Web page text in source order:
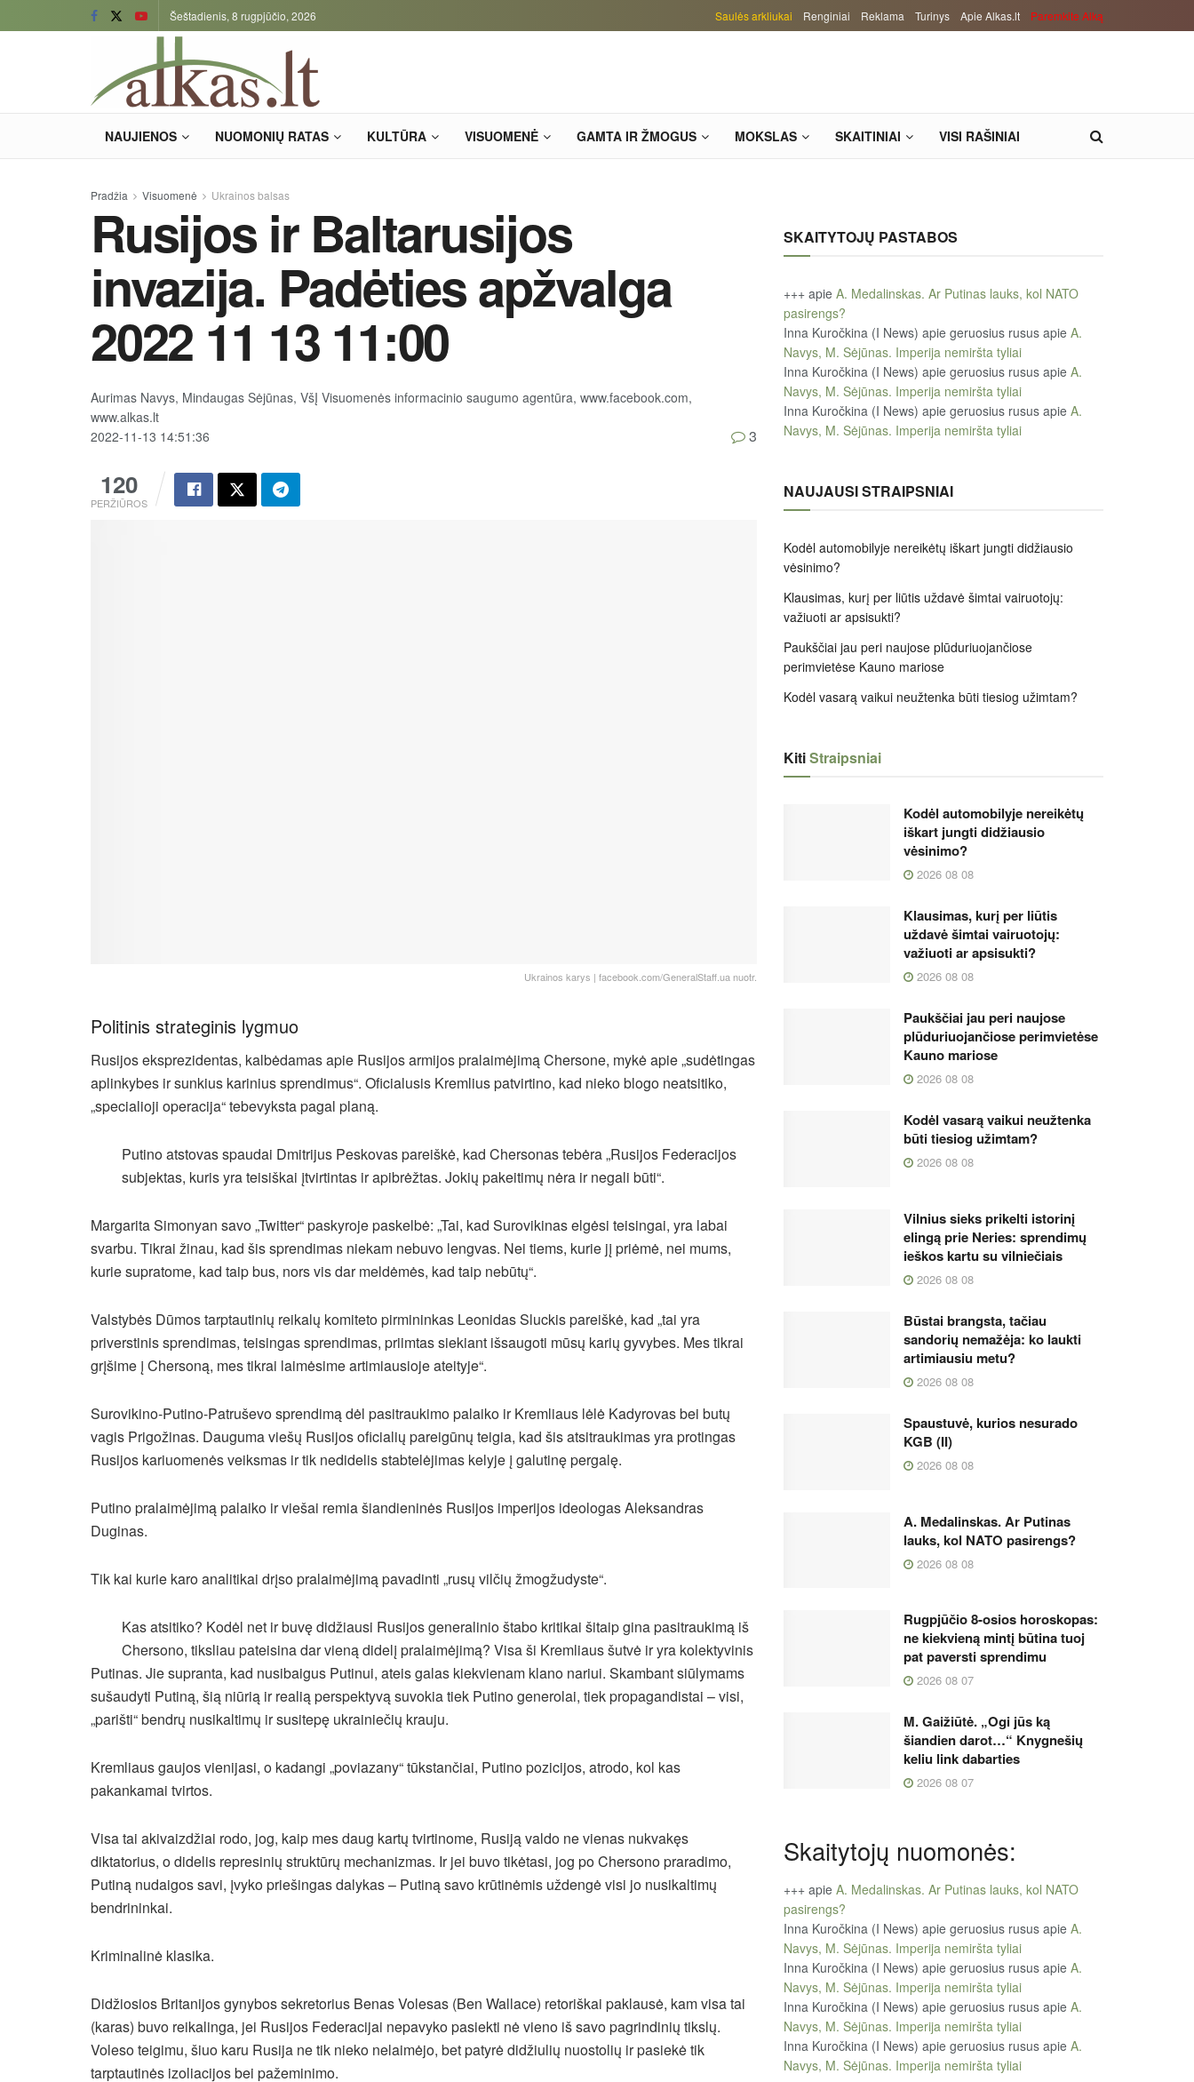
Šeštadienis, 8 rugpjūčio, 2026 Saulės arkliukai Renginiai Reklama Turinys Apie Alkas.lt Paremkite Alką
NAUJIENOS NUOMONIŲ RATAS KULTŪRA VISUOMENĖ GAMTA IR ŽMOGUS MOKSLAS SKAITINIAI VISI RAŠINIAI
Pradžia Visuomenė Ukrainos balsas
Rusijos ir Baltarusijos
invazija. Padėties apžvalga
2022 11 13 11:00
Aurimas Navys, Mindaugas Sėjūnas, VšĮ Visuomenės informacinio saugumo agentūra, www.facebook.com,
www.alkas.lt
2022-11-13 14:51:36
120
PERŽIŪROS
3
Ukrainos karys | facebook.com/GeneralStaff.ua nuotr.
Politinis strateginis lygmuo
Rusijos eksprezidentas, kalbėdamas apie Rusijos armijos pralaimėjimą Chersone, mykė apie „sudėtingas
aplinkybes ir sunkius karinius sprendimus“. Oficialusis Kremlius patvirtino, kad nieko blogo neatsitiko,
„specialioji operacija“ tebevyksta pagal planą.
Putino atstovas spaudai Dmitrijus Peskovas pareiškė, kad Chersonas tebėra „Rusijos Federacijos
subjektas, kuris yra teisiškai įtvirtintas ir apibrėžtas. Jokių pakeitimų nėra ir negali būti“.
Margarita Simonyan savo „Twitter“ paskyroje paskelbė: „Tai, kad Surovikinas elgėsi teisingai, yra labai
svarbu. Tikrai žinau, kad šis sprendimas niekam nebuvo lengvas. Nei tiems, kurie jį priėmė, nei mums,
kurie supratome, kad taip bus, nors vis dar meldėmės, kad taip nebūtų“.
Valstybės Dūmos tarptautinių reikalų komiteto pirmininkas Leonidas Sluckis pareiškė, kad „tai yra
priverstinis sprendimas, teisingas sprendimas, priimtas siekiant išsaugoti mūsų karių gyvybes. Mes tikrai
grįšime į Chersoną, mes tikrai laimėsime artimiausioje ateityje“.
Surovikino-Putino-Patruševo sprendimą dėl pasitraukimo palaiko ir Kremliaus lėlė Kadyrovas bei butų
vagis Prigožinas. Dauguma viešų Rusijos oficialių pareigūnų teigia, kad šis atsitraukimas yra protingas
Rusijos kariuomenės veiksmas ir tik nedidelis stabtelėjimas kelyje į galutinę pergalę.
Putino pralaimėjimą palaiko ir viešai remia šiandieninės Rusijos imperijos ideologas Aleksandras
Duginas.
Tik kai kurie karo analitikai drįso pralaimėjimą pavadinti „rusų vilčių žmogžudyste“.
Kas atsitiko? Kodėl net ir buvę didžiausi Rusijos generalinio štabo kritikai šitaip gina pasitraukimą iš
Chersono, tiksliau pateisina dar vieną didelį pralaimėjimą? Visa ši Kremliaus šutvė ir yra kolektyvinis
Putinas. Jie supranta, kad nusibaigus Putinui, ateis galas kiekvienam klano nariui. Skambant siūlymams
sušaudyti Putiną, šią niūrią ir realią perspektyvą suvokia tiek Putino generolai, tiek propagandistai – visi,
„parišti“ bendrų nusikaltimų ir susitepę ukrainiečių krauju.
Kremliaus gaujos vienijasi, o kadangi „poviazany“ tūkstančiai, Putino pozicijos, atrodo, kol kas
pakankamai tvirtos.
Visa tai akivaizdžiai rodo, jog, kaip mes daug kartų tvirtinome, Rusiją valdo ne vienas nukvakęs
diktatorius, o didelis represinių struktūrų mechanizmas. Ir jei buvo tikėtasi, jog po Chersono praradimo,
Putiną nudaigos savi, įvyko priešingas dalykas – Putiną savo krūtinėmis uždengė visi jo nusikaltimų
bendrininkai.
Kriminalinė klasika.
Didžiosios Britanijos gynybos sekretorius Benas Volesas (Ben Wallace) retoriškai paklausė, kam visa tai
(karas) buvo reikalinga, jei Rusijos Federacijai nepavyko pasiekti nė vieno iš savo pagrindinių tikslų.
Voleso teigimu, šiuo karu Rusija ne tik nieko nelaimėjo, bet patyrė didžiulių nuostolių ir pasiekė tik
tarptautinės izoliacijos bei pažeminimo.
SKAITYTOJŲ PASTABOS
+++ apie A. Medalinskas. Ar Putinas lauks, kol NATO
pasirengs?
Inna Kuročkina (I News) apie geruosius rusus apie A.
Navys, M. Sėjūnas. Imperija nemiršta tyliai
Inna Kuročkina (I News) apie geruosius rusus apie A.
Navys, M. Sėjūnas. Imperija nemiršta tyliai
Inna Kuročkina (I News) apie geruosius rusus apie A.
Navys, M. Sėjūnas. Imperija nemiršta tyliai
NAUJAUSI STRAIPSNIAI
Kodėl automobilyje nereikėtų iškart jungti didžiausio
vėsinimo?
Klausimas, kurį per liūtis uždavė šimtai vairuotojų:
važiuoti ar apsisukti?
Paukščiai jau peri naujose plūduriuojančiose
perimvietėse Kauno mariose
Kodėl vasarą vaikui neužtenka būti tiesiog užimtam?
KitiStraipsniai
Kodėl automobilyje nereikėtų
iškart jungti didžiausio
vėsinimo?
2026 08 08
Klausimas, kurį per liūtis
uždavė šimtai vairuotojų:
važiuoti ar apsisukti?
2026 08 08
Paukščiai jau peri naujose
plūduriuojančiose perimvietėse
Kauno mariose
2026 08 08
Kodėl vasarą vaikui neužtenka
būti tiesiog užimtam?
2026 08 08
Vilnius sieks prikelti istorinį
elingą prie Neries: sprendimų
ieškos kartu su vilniečiais
2026 08 08
Būstai brangsta, tačiau
sandorių nemažėja: ko laukti
artimiausiu metu?
2026 08 08
Spaustuvė, kurios nesurado
KGB (II)
2026 08 08
A. Medalinskas. Ar Putinas
lauks, kol NATO pasirengs?
2026 08 08
Rugpjūčio 8-osios horoskopas:
ne kiekvieną mintį būtina tuoj
pat paversti sprendimu
2026 08 07
M. Gaižiūtė. „Ogi jūs ką
šiandien darot…“ Knygnešių
keliu link dabarties
2026 08 07
Skaitytojų nuomonės:
+++ apie A. Medalinskas. Ar Putinas lauks, kol NATO
pasirengs?
Inna Kuročkina (I News) apie geruosius rusus apie A.
Navys, M. Sėjūnas. Imperija nemiršta tyliai
Inna Kuročkina (I News) apie geruosius rusus apie A.
Navys, M. Sėjūnas. Imperija nemiršta tyliai
Inna Kuročkina (I News) apie geruosius rusus apie A.
Navys, M. Sėjūnas. Imperija nemiršta tyliai
Inna Kuročkina (I News) apie geruosius rusus apie A.
Navys, M. Sėjūnas. Imperija nemiršta tyliai